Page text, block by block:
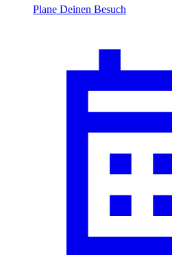
Plane Deinen Besuch